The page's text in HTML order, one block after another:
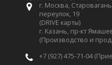
г. Москва,
переулок, 19
(DRIVE карты)
г. Казань, пр-кт
(Производство и
+7 (927) 475-71-04